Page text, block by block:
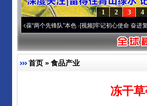
4
3
2
1
永葆“两个先锋队”本色·[视频]牢记初心使命 奋进复兴征程
首页 » 食品产业
冻干